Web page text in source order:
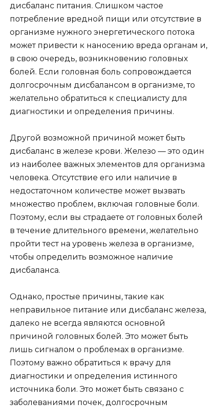
дисбаланс питания. Слишком частое
потребление вредной пищи или отсутствие в
организме нужного энергетического потока
может привести к наносению вреда органам и,
в свою очередь, возникновению головных
болей. Если головная боль сопровождается
долгосрочным дисбалансом в организме, то
желательно обратиться к специалисту для
диагностики и определения причины.
Другой возможной причиной может быть
дисбаланс в железе крови. Железо — это один
из наиболее важных элементов для организма
человека. Отсутствие его или наличие в
недостаточном количестве может вызвать
множество проблем, включая головные боли.
Поэтому, если вы страдаете от головных болей
в течение длительного времени, желательно
пройти тест на уровень железа в организме,
чтобы определить возможное наличие
дисбаланса.
Однако, простые причины, такие как
неправильное питание или дисбаланс железа,
далеко не всегда являются основной
причиной головных болей. Это может быть
лишь сигналом о проблемах в организме.
Поэтому важно обратиться к врачу для
диагностики и определения истинного
источника боли. Это может быть связано с
заболеваниями почек, долгосрочным